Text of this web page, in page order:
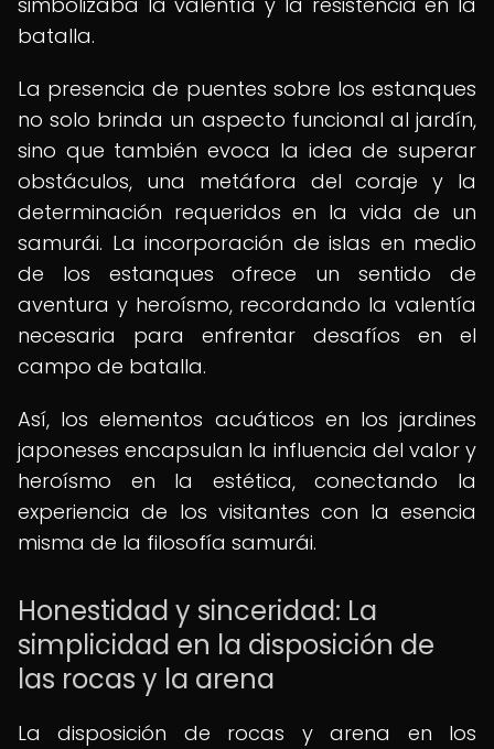
batalla.
La presencia de puentes sobre los estanques
no solo brinda un aspecto funcional al jardín,
sino que también evoca la idea de superar
obstáculos, una metáfora del coraje y la
determinación requeridos en la vida de un
samurái. La incorporación de islas en medio
de los estanques ofrece un sentido de
aventura y heroísmo, recordando la valentía
necesaria para enfrentar desafíos en el
campo de batalla.
Así, los elementos acuáticos en los jardines
japoneses encapsulan la influencia del valor y
heroísmo en la estética, conectando la
experiencia de los visitantes con la esencia
misma de la filosofía samurái.
Honestidad y sinceridad: La
simplicidad en la disposición de
las rocas y la arena
La disposición de rocas y arena en los